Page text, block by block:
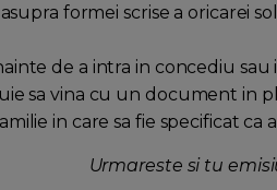
formei scrise a oricarei
de a intra in concediu
sa vina cu un document in
in care sa fie specificat
Urmareste si tu